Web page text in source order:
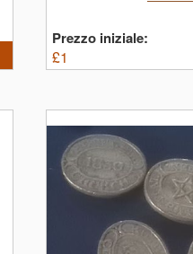
Prezzo iniziale:
£1